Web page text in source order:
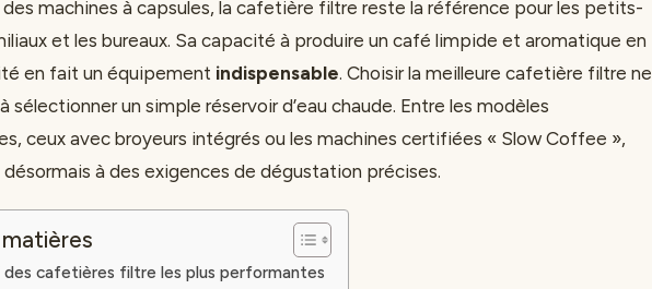
des machines à capsules, la cafetière filtre reste la référence pour les petits-
et les bureaux. Sa capacité à produire un café limpide et aromatique en
en fait un équipement indispensable. Choisir la meilleure cafetière filtre ne
sélectionner un simple réservoir d’eau chaude. Entre les modèles
ceux avec broyeurs intégrés ou les machines certifiées « Slow Coffee »,
désormais à des exigences de dégustation précises.
cafetières filtre les plus performantes